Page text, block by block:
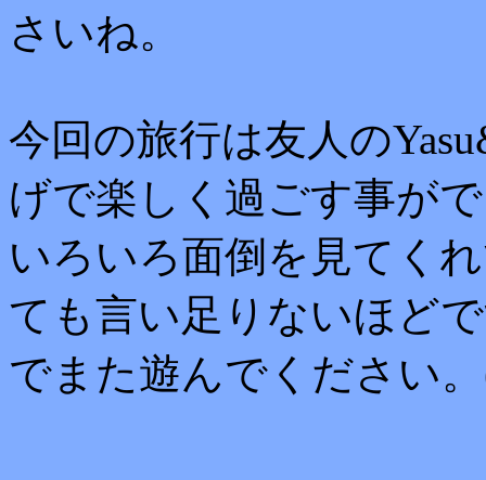
さいね。
今回の旅行は友人の
げで楽しく過ごす事が
いろいろ面倒を見てく
ても言い足りないほど
でまた遊んでください